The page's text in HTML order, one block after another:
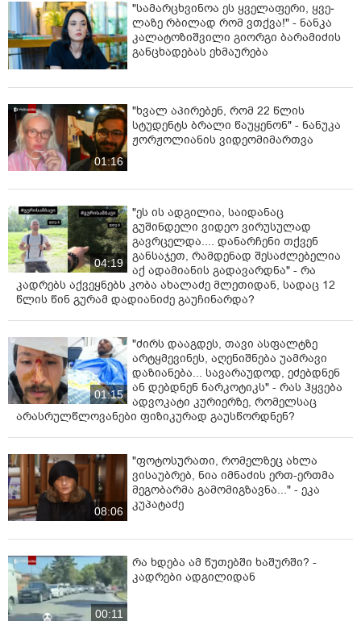
"სა­მარ­ცხვი­ნოა ეს ყვე­ლა­ფე­რი, ყვე­
ლა­ზე რბი­ლად რომ ვთქვა!" - ნანკა
კალატოზიშვილი გიორგი ბარამიძის
განცხადებას ეხმაურება
01:16
"ხვალ აპირებენ, რომ 22 წლის
სტუდენტს ბრალი წაუყენონ" - ნანუკა
ჟორჟოლიანის ვიდეომიმართვა
04:19
"ეს ის ადგილია, საიდანაც
გუშინდელი ვიდეო ვირუსულად
გავრცელდა.... დანარჩენი თქვენ
განსაჯეთ, რამდენად შესაძლებელია
აქ ადამიანის გადავარდნა" - რა
კადრებს აქვეყნებს კობა ახალაძე მლეთიდან, სადაც 12
წლის წინ გურამ დადიანიძე გაუჩინარდა?
01:15
"ძირს დააგდეს, თავი ასფალტზე
არტყმევინეს, აღენიშნება უამრავი
დაზიანება... სავარაუდოდ, ეძებდნენ
ან დებდნენ ნარკოტიკს" - რას ჰყვება
ადვოკატი კურიერზე, რომელსაც
არასრულწლოვანები ფიზიკურად გაუსწორდნენ?
08:06
"ფოტოსურათი, რომელზეც ახლა
ვისაუბრებ, ნია იმნაძის ერთ-ერთმა
მეგობარმა გამომიგზავნა..." - ეკა
კუპატაძე
00:11
რა ხდება ამ წუთებში ხაშურში? -
კადრები ადგილიდან